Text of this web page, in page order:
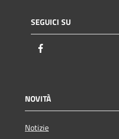
SEGUICI SU
NOVITÀ
Notizie